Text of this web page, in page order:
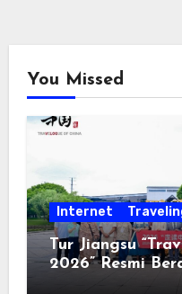
You Missed
Internet
Tur Jiangsu
2026” Resmi
Keterbukaan,